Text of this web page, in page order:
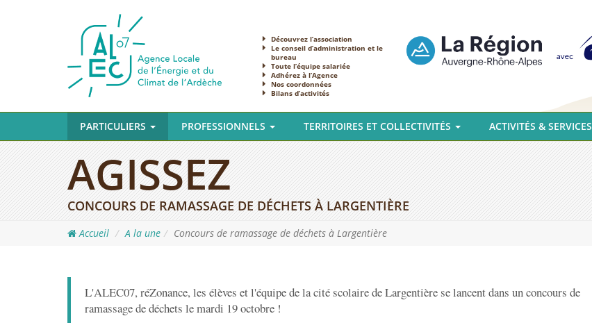
Découvrez l’association
Le conseil d’administration et le
bureau
Toute l’équipe salariée
Adhérez à l’Agence
Nos coordonnées
Bilans d’activités
PARTICULIERS PROFESSIONNELS TERRITOIRES ET COLLECTIVITÉS ACTIVITÉS & SERVICES
AGISSEZ
CONCOURS DE RAMASSAGE DE DÉCHETS À LARGENTIÈRE
Accueil A la une Concours de ramassage de déchets à Largentière
L'ALEC07, réZonance, les élèves et l'équipe de la cité scolaire de Largentière se lancent dans un concours de
ramassage de déchets le mardi 19 octobre !